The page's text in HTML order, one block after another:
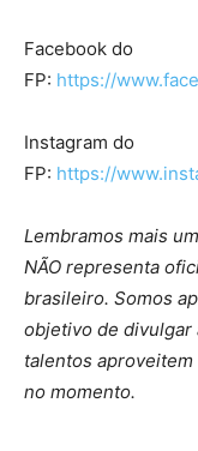
Facebook do
FP: https://
Instagram do
FP: https://
Lembramos mais
NÃO representa
brasileiro. Somos
objetivo de divulgar
talentos
no momento.